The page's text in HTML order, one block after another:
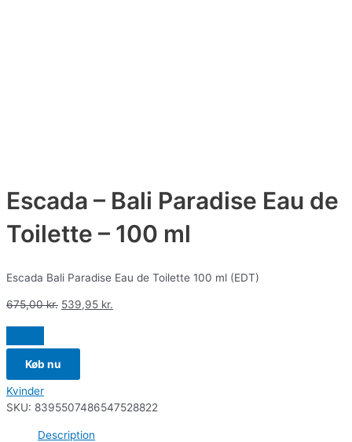
Escada – Bali Paradise Eau de
Toilette – 100 ml
Escada Bali Paradise Eau de Toilette 100 ml (EDT)
675,00kr. 539,95 kr.
Køb nu
Kvinder
SKU: 8395507486547528822
Description